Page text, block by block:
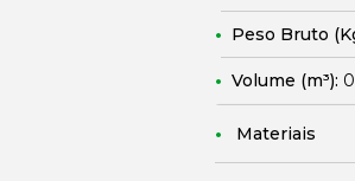
Peso Bruto
Volume (m³):
Materiais